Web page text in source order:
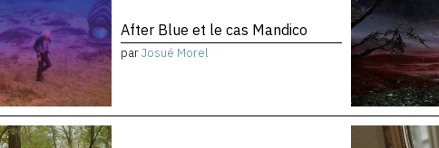
After Blue et le cas Mandico
parJosué Morel